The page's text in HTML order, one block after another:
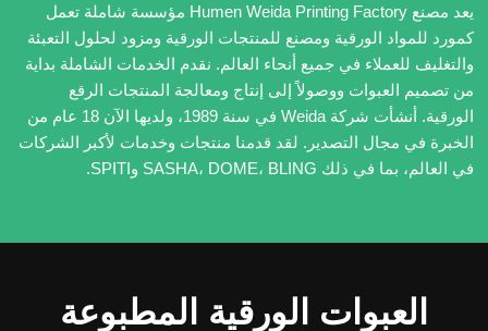
يعد مصنع Humen Weida Printing Factory مؤسسة شاملة تعمل
كمورد للمواد الورقية ومصنع للمنتجات الورقية ومزود لحلول التعبئة
والتغليف للعملاء في جميع أنحاء العالم. نقدم الخدمات الشاملة بداية
من تصميم العبوات ووصولاً إلى إنتاج ومعالجة المنتجات الرقع
الورقية. أنشأت شركة Weida في سنة 1989، ولديها الآن 18 عام من
الخبرة في مجال التصدير. لقد قدمنا منتجات وخدمات لأكبر الشركات
في العالم، بما في ذلك SASHA، DOME، BLING وSPITI.
العبوات الورقية المطبوعة